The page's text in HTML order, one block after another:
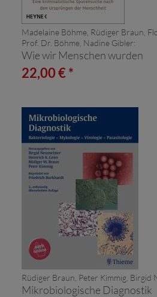
Madelaine Böhme, Rüdiger Braun,
Prof. Dr. Böhme, Nadine Gibler:
Wie wir Menschen wurden
22,00 € *
Rüdiger Braun, Peter Kimmig, Birgid
Mikrobiologische Diagnostik